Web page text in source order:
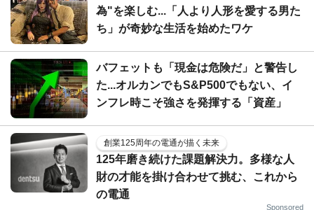
為"を楽しむ...「人より人形を愛する男た
ち」が奇妙な生活を始めたワケ
バフェットも「現金は危険だ」と警告し
た...オルカンでもS&P500でもない、イ
ンフレ時こそ強さを発揮する「資産」
創業125周年の電通が描く未来
125年磨き続けた課題解決力。多様な人
財の才能を掛け合わせて挑む、これから
の電通
Sponsored